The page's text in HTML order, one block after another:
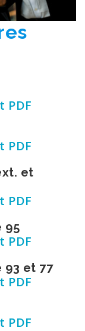
PDF
PDF
et
PDF
95
PDF
et 77
PDF
PDF